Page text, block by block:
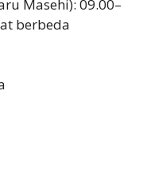
Masehi): 09.00–
berbeda